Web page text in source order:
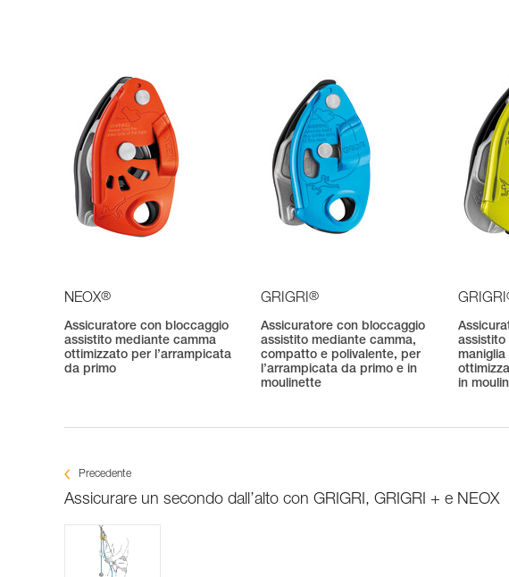
NEOX®
Assicuratore con bloccaggio
assistito mediante camma
ottimizzato per l’arrampicata
da primo
GRIGRI®
Assicuratore con bloccaggio
assistito mediante camma,
compatto e polivalente, per
l’arrampicata da primo e in
moulinette
GRIGRI
assistito
in
Precedente
Assicurare un secondo dall’alto con GRIGRI, GRIGRI + e NEOX